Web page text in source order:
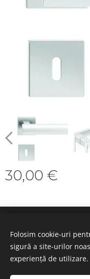
30,00 €
Folosim cookie-uri
sigură a site-urilor
experiență de utilizare.